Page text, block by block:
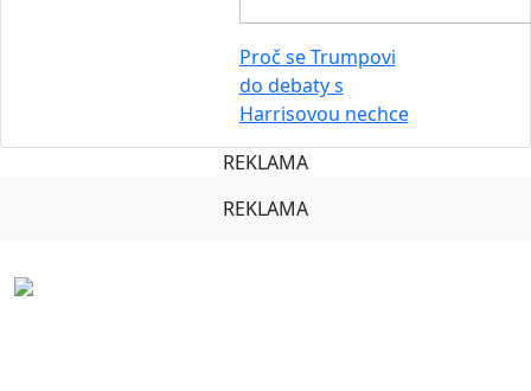
Proč se Trumpovi
do debaty s
Harrisovou nechce
REKLAMA
REKLAMA